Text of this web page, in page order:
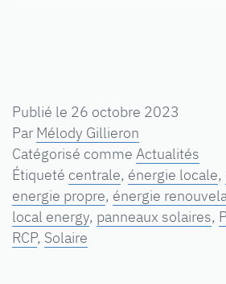
Publié le 26 octobre 2023
Par Mélody Gillieron
Catégorisé comme Actualités
Étiqueté centrale, énergie locale,
energie propre, énergie
local energy, panneaux solaires,
RCP, Solaire